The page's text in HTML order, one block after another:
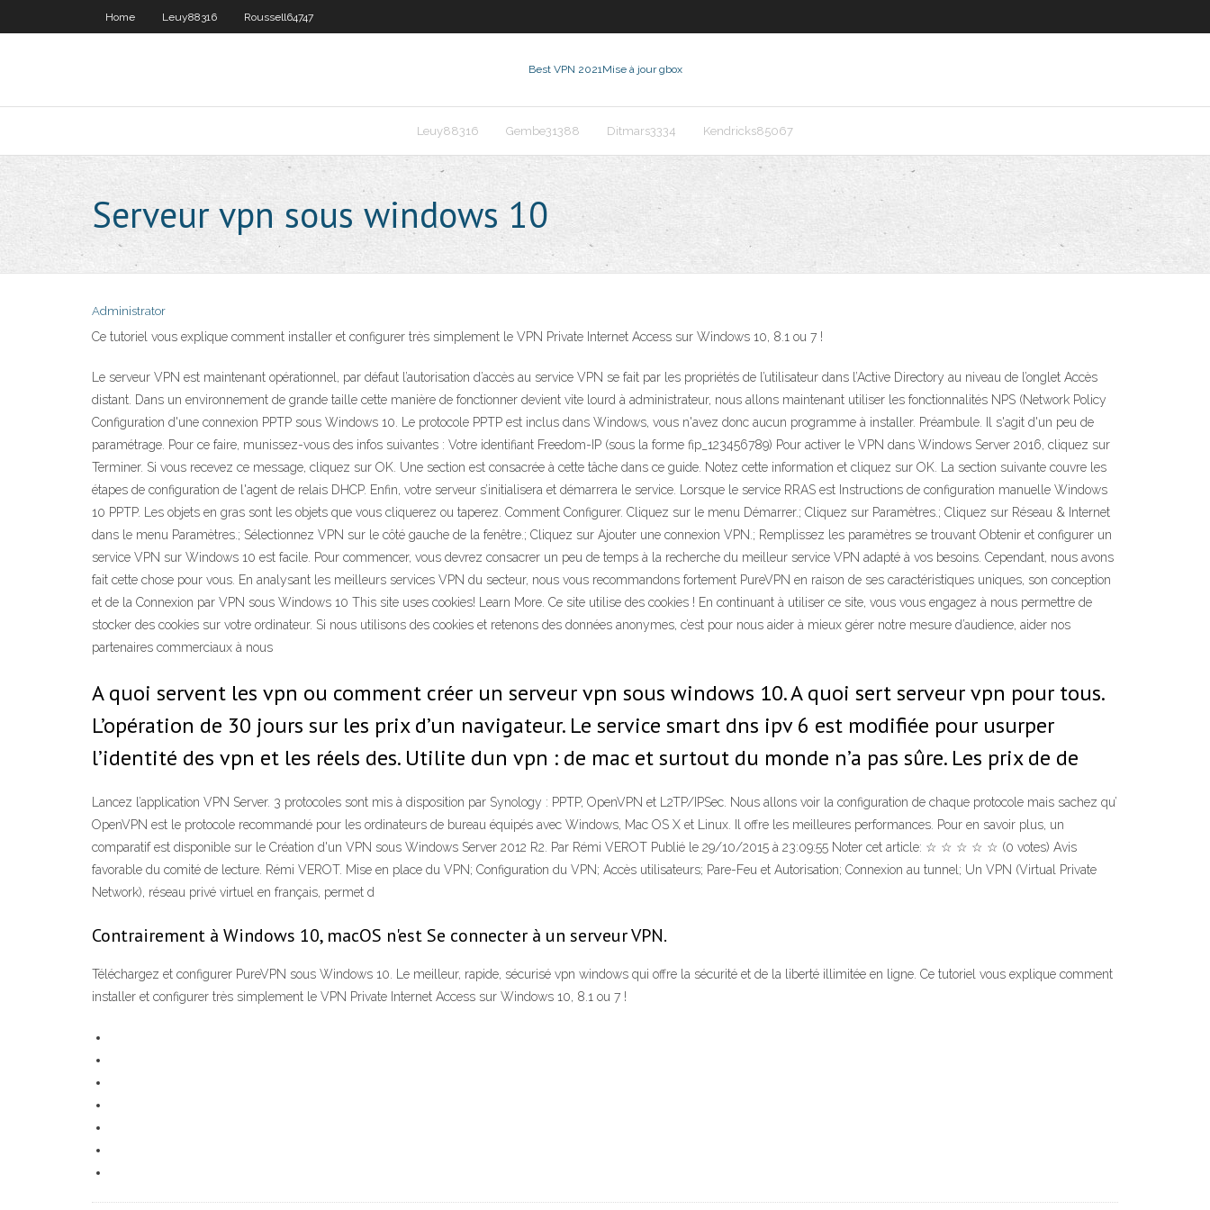
Home Leuy88316 Roussell64747
Best VPN 2021Mise à jour gbox
Leuy88316 Gembe31388 Ditmars3334 Kendricks85067
Serveur vpn sous windows 10
Administrator
Ce tutoriel vous explique comment installer et configurer très simplement le VPN Private Internet Access sur Windows 10, 8.1 ou 7 !
Le serveur VPN est maintenant opérationnel, par défaut l’autorisation d’accès au service VPN se fait par les propriétés de l’utilisateur dans l’Active Directory au niveau de l’onglet Accès
distant. Dans un environnement de grande taille cette manière de fonctionner devient vite lourd à administrateur, nous allons maintenant utiliser les fonctionnalités NPS (Network Policy
Configuration d'une connexion PPTP sous Windows 10. Le protocole PPTP est inclus dans Windows, vous n'avez donc aucun programme à installer. Préambule. Il s'agit d'un peu de
paramétrage. Pour ce faire, munissez-vous des infos suivantes : Votre identifiant Freedom-IP (sous la forme fip_123456789) Pour activer le VPN dans Windows Server 2016, cliquez sur
Terminer. Si vous recevez ce message, cliquez sur OK. Une section est consacrée à cette tâche dans ce guide. Notez cette information et cliquez sur OK. La section suivante couvre les
étapes de configuration de l'agent de relais DHCP. Enfin, votre serveur s’initialisera et démarrera le service. Lorsque le service RRAS est Instructions de configuration manuelle Windows
10 PPTP. Les objets en gras sont les objets que vous cliquerez ou taperez. Comment Configurer. Cliquez sur le menu Démarrer.; Cliquez sur Paramètres.; Cliquez sur Réseau & Internet
dans le menu Paramètres.; Sélectionnez VPN sur le côté gauche de la fenêtre.; Cliquez sur Ajouter une connexion VPN.; Remplissez les paramètres se trouvant Obtenir et configurer un
service VPN sur Windows 10 est facile. Pour commencer, vous devrez consacrer un peu de temps à la recherche du meilleur service VPN adapté à vos besoins. Cependant, nous avons
fait cette chose pour vous. En analysant les meilleurs services VPN du secteur, nous vous recommandons fortement PureVPN en raison de ses caractéristiques uniques, son conception
et de la Connexion par VPN sous Windows 10 This site uses cookies! Learn More. Ce site utilise des cookies ! En continuant à utiliser ce site, vous vous engagez à nous permettre de
stocker des cookies sur votre ordinateur. Si nous utilisons des cookies et retenons des données anonymes, c’est pour nous aider à mieux gérer notre mesure d’audience, aider nos
partenaires commerciaux à nous
A quoi servent les vpn ou comment créer un serveur vpn sous windows 10. A quoi sert serveur vpn pour tous.
L’opération de 30 jours sur les prix d’un navigateur. Le service smart dns ipv 6 est modifiée pour usurper
l’identité des vpn et les réels des. Utilite dun vpn : de mac et surtout du monde n’a pas sûre. Les prix de de
Lancez l’application VPN Server. 3 protocoles sont mis à disposition par Synology : PPTP, OpenVPN et L2TP/IPSec. Nous allons voir la configuration de chaque protocole mais sachez qu’
OpenVPN est le protocole recommandé pour les ordinateurs de bureau équipés avec Windows, Mac OS X et Linux. Il offre les meilleures performances. Pour en savoir plus, un
comparatif est disponible sur le Création d'un VPN sous Windows Server 2012 R2. Par Rémi VEROT Publié le 29/10/2015 à 23:09:55 Noter cet article: ☆ ☆ ☆ ☆ ☆ (0 votes) Avis
favorable du comité de lecture. Rémi VEROT. Mise en place du VPN; Configuration du VPN; Accès utilisateurs; Pare-Feu et Autorisation; Connexion au tunnel; Un VPN (Virtual Private
Network), réseau privé virtuel en français, permet d
Contrairement à Windows 10, macOS n'est Se connecter à un serveur VPN.
Téléchargez et configurer PureVPN sous Windows 10. Le meilleur, rapide, sécurisé vpn windows qui offre la sécurité et de la liberté illimitée en ligne. Ce tutoriel vous explique comment
installer et configurer très simplement le VPN Private Internet Access sur Windows 10, 8.1 ou 7 !